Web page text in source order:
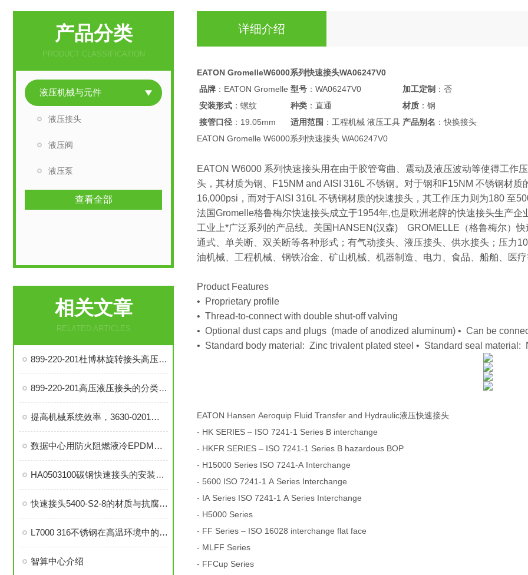
产品分类
PRODUCT CLASSIFICATION
液压机械与元件
液压接头
液压阀
液压泵
查看全部
相关文章
RELATED ARTICLES
899-220-201杜博林旋转接头高压液压接头的安装、调试与维护技巧
899-220-201高压液压接头的分类和注意事项
提高机械系统效率，3630-0201旋转接头的优势分析
数据中心用防火阻燃液冷EPDM橡胶软管-UL94 V0认证
HA0503100碳钢快速接头的安装与维护指南
快速接头5400-S2-8的材质与抗腐蚀性探讨
L7000 316不锈钢在高温环境中的应用与性能分析
智算中心介绍
详细介绍
EATON GromelleW6000系列快速接头WA06247V0
品牌 ：EATON Gromelle 型号 ：WA06247V0 加工定制 ：否
安装形式 ：螺纹 种类 ：直通 材质 ：钢
接管口径 ：19.05mm 适用范围 ：工程机械 液压工具 产品别名 ：快换接头
EATON Gromelle W6000系列快速接头 WA06247V0
EATON W6000 系列快速接头用在由于胶管弯曲、震动及液压波动等使得工作
头，其材质为钢、F15NM and AISI 316L 不锈钢。对于钢和F15NM 不锈钢材
16,000psi，而对于AISI 316L 不锈钢材质的快速接头，其工作压力则为180 至
法国Gromelle格鲁梅尔快速接头成立于1954年,也是欧洲老牌的快速接头生产
工业上*广泛系列的产品线。美国HANSEN(汉森) GROMELLE（格鲁梅尔）
通式、单关断、双关断等各种形式；有气动接头、液压接头、供水接头；压力
油机械、工程机械、钢铁冶金、矿山机械、机器制造、电力、食品、船舶、医
Product Features
• Proprietary profile
• Thread-to-connect with double shut-off valving
• Optional dust caps and plugs (made of anodized aluminum) • Can be
• Standard body material: Zinc trivalent plated steel • Standard seal material:
EATON Hansen Aeroquip Fluid Transfer and Hydraulic液压快速接头
- HK SERIES – ISO 7241-1 Series B interchange
- HKFR SERIES – ISO 7241-1 Series B hazardous BOP
- H15000 Series ISO 7241-A Interchange
- 5600 ISO 7241-1 A Series Interchange
- IA Series ISO 7241-1 A Series Interchange
- H5000 Series
- FF Series – ISO 16028 interchange flat face
- MLFF Series
- FFCup Series